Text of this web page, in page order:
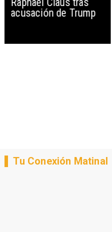
acusación de Trump
Tu Conexión Matinal